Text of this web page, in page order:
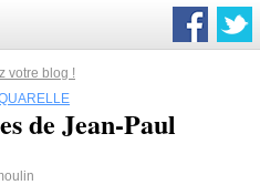
votre blog !
de Jean-Paul